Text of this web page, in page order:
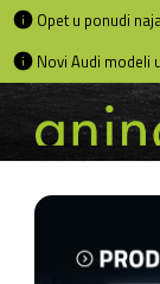
Opet u ponudi
Novi Audi modeli